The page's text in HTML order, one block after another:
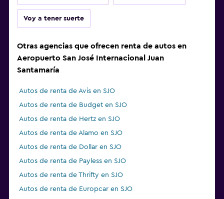
Voy a tener suerte
Otras agencias que ofrecen renta de autos en
Aeropuerto San José Internacional Juan
Santamaría
Autos de renta de Avis en SJO
Autos de renta de Budget en SJO
Autos de renta de Hertz en SJO
Autos de renta de Alamo en SJO
Autos de renta de Dollar en SJO
Autos de renta de Payless en SJO
Autos de renta de Thrifty en SJO
Autos de renta de Europcar en SJO